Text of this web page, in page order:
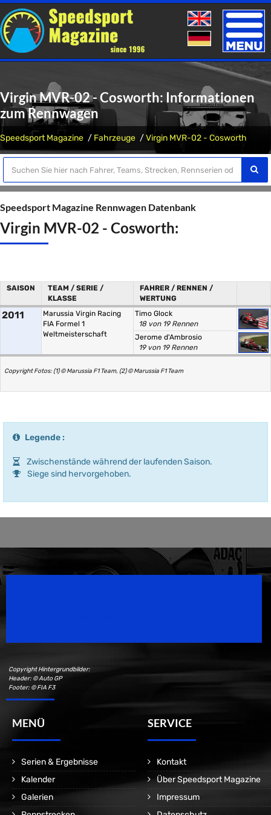
Toggle
Virgin MVR-02 - Cosworth: Informationen
zum Rennwagen
Speedsport Magazine Fahrzeuge Virgin MVR-02 - Cosworth
Speedsport Magazine Rennwagen Datenbank
Virgin MVR-02 - Cosworth:
SAISON
TEAM / SERIE /
KLASSE
FAHRER / RENNEN /
WERTUNG
2011
Marussia Virgin Racing
FIA Formel 1
Weltmeisterschaft
Timo Glock
18 von 19 Rennen
Jerome d'Ambrosio
19 von 19 Rennen
Copyright Fotos: (1) © Marussia F1 Team, (2) © Marussia F1 Team
Legende :
Zwischenstände während der laufenden Saison.
Siege sind hervorgehoben.
Copyright Hintergrundbilder:
Header: © Auto GP
Footer: © FIA F3
MENÜ
Serien & Ergebnisse
Kalender
Galerien
SERVICE
Kontakt
Über Speedsport Magazine
Impressum